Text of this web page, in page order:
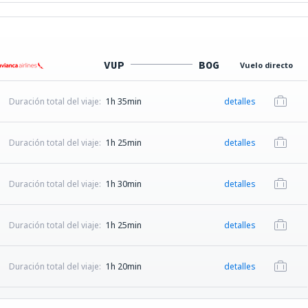
VUP BOG Vuelo directo
Duración total del viaje: 1h 35min detalles
Duración total del viaje: 1h 25min detalles
Duración total del viaje: 1h 30min detalles
Duración total del viaje: 1h 25min detalles
Duración total del viaje: 1h 20min detalles